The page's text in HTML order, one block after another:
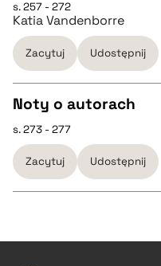
pobierz cytat
BIBTEX
pobierz cytat
s. 257 - 272
Katia Vandenborre
Zacytuj Udostępnij
CZYSTY TEKST
pobierz cytat
Noty o autorach
s. 273 - 277
Zacytuj Udostępnij
CZYSTY TEKST